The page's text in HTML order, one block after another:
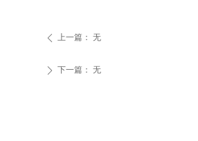
ꄴ 上一篇： 无
ꄲ 下一篇： 无